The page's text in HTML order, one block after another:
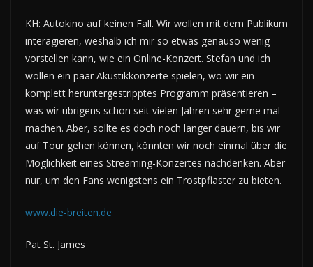
KH: Autokino auf keinen Fall. Wir wollen mit dem Publikum
interagieren, weshalb ich mir so etwas genauso wenig
vorstellen kann, wie ein Online-Konzert. Stefan und ich
wollen ein paar Akustikkonzerte spielen, wo wir ein
komplett heruntergestripptes Programm präsentieren –
was wir übrigens schon seit vielen Jahren sehr gerne mal
machen. Aber, sollte es doch noch länger dauern, bis wir
auf Tour gehen können, könnten wir noch einmal über die
Möglichkeit eines Streaming-Konzertes nachdenken. Aber
nur, um den Fans wenigstens ein Trostpflaster zu bieten.
www.die-breiten.de
Pat St. James